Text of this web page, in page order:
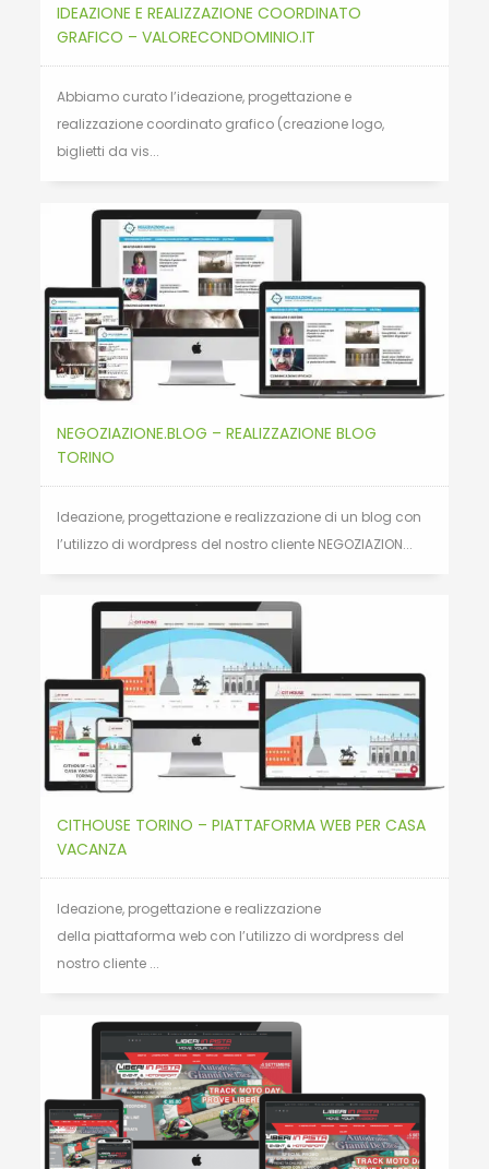
IDEAZIONE E REALIZZAZIONE COORDINATO
GRAFICO – VALORECONDOMINIO.IT
Abbiamo curato l’ideazione, progettazione e
realizzazione coordinato grafico (creazione logo,
biglietti da vis...
NEGOZIAZIONE.BLOG – REALIZZAZIONE BLOG
TORINO
Ideazione, progettazione e realizzazione di un blog con
l’utilizzo di wordpress del nostro cliente NEGOZIAZION...
CITHOUSE TORINO – PIATTAFORMA WEB PER CASA
VACANZA
Ideazione, progettazione e realizzazione
della piattaforma web con l’utilizzo di wordpress del
nostro cliente ...